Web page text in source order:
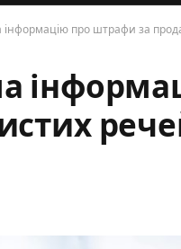
інформацію про штрафи за